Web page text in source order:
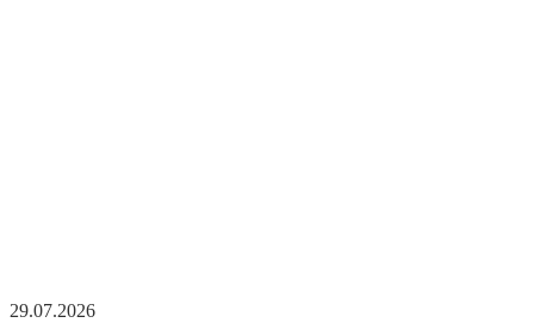
29.07.2026